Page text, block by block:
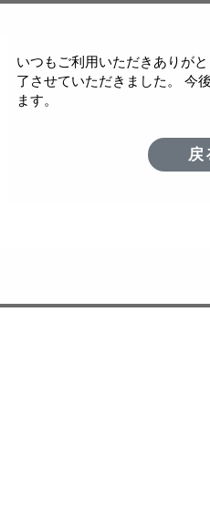
いつもご利用いただきありが
了させていただきました。 今
ます。
戻